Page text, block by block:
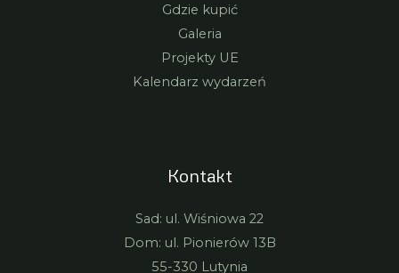
Gdzie kupić
Galeria
Projekty UE
Kalendarz wydarzeń
Kontakt
Sad: ul. Wiśniowa 22
Dom: ul. Pionierów 13B
55-330 Lutynia